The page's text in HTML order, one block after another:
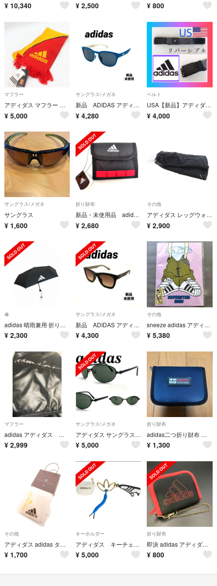
¥ 10,340 ¥ 2,500 ¥ 800
マフラー
アディダス マフラー ブランド ロゴマーク スポーツ スペインサッカー連盟 メンズ レッド adidas
¥ 5,000
サングラス/メガネ
新品 ADIDAS アディダス アジアンフィット メンズ レディース
¥ 4,280
ベルト
USA【新品】アディダス ゴルフ ベルト 黒/グレー メンズ リバーシブル
¥ 4,000
サングラス/メガネ
サングラス
¥ 1,600
折り財布
新品・未使用品 adidas アディダス 財布 マジックテープタイプ ブラック
¥ 2,680
その他
アディダス レッグウォーマー NS 黒 ブラック キルティング ファー 無地
¥ 2,900
傘
adidas 晴雨兼用 折りたたみ傘 ブラック 55cm
¥ 2,300
サングラス/メガネ
新品 ADIDAS アディダス アジアンフィット メンズ レディース
¥ 4,300
その他
sneeze adidas アディダス SuperStar 2020 非売品
¥ 5,380
マフラー
adidas アディダス マフラー
¥ 2,999
サングラス/メガネ
アディダス サングラス プラスチック ブラック ダークグリーン 美品 80520
¥ 5,000
折り財布
adidas二つ折り財布 ネイビー
¥ 1,300
その他
アディダス adidas タグ付き リストバンド 白 ホワイト 無地
¥ 1,700
キーホルダー
アディダス キーチェーン キーホルダー ホワイト 韓国正規品 adidas
¥ 5,000
折り財布
即決 adidas アディダス 二つ折り財布 ウォレット
¥ 800